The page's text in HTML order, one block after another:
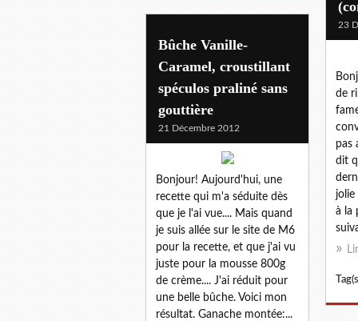
23
de
pas
dit
jolie
à la
Bûche Vanille-
Caramel, croustillant
spéculos praliné sans
gouttière
21 Décembre 2012
Bonjour! Aujourd'hui, une
recette qui m'a séduite dès
que je l'ai vue.... Mais quand
je suis allée sur le site de M6
pour la recette, et que j'ai vu
juste pour la mousse 800g
de crème.... J'ai réduit pour
une belle bûche. Voici mon
résultat. Ganache montée:...